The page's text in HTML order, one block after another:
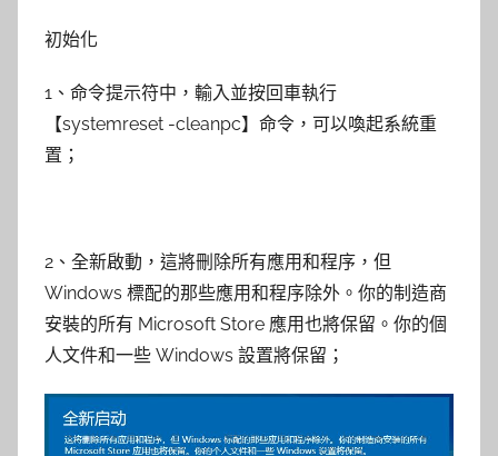
初始化
1、命令提示符中，輸入並按回車執行
【systemreset -cleanpc】命令，可以喚起系統重
置；
2、全新啟動，這將刪除所有應用和程序，但
Windows 標配的那些應用和程序除外。你的制造商
安裝的所有 Microsoft Store 應用也將保留。你的個
人文件和一些 Windows 設置將保留；